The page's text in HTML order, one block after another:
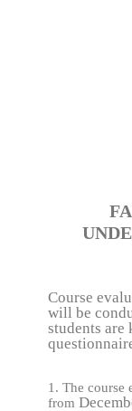
Course
will be
students
1. The course
from